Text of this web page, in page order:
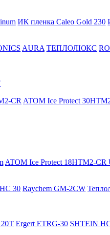
ИК пленка Caleo Gold 230
AURA ТЕПЛОЛЮКС
CR ATOM Ice Protect
ATOM Ice Protect 18HTM2-CR
30 Raychem GM-2CW
Ergert ETRG-30 SHTEIN